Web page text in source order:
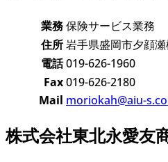
業務保険サービス業務
住所岩手県盛岡市夕顔
電話019-626-1960
Fax019-626-2180
Mail moriokah@aiu-
株式会社東北永愛友